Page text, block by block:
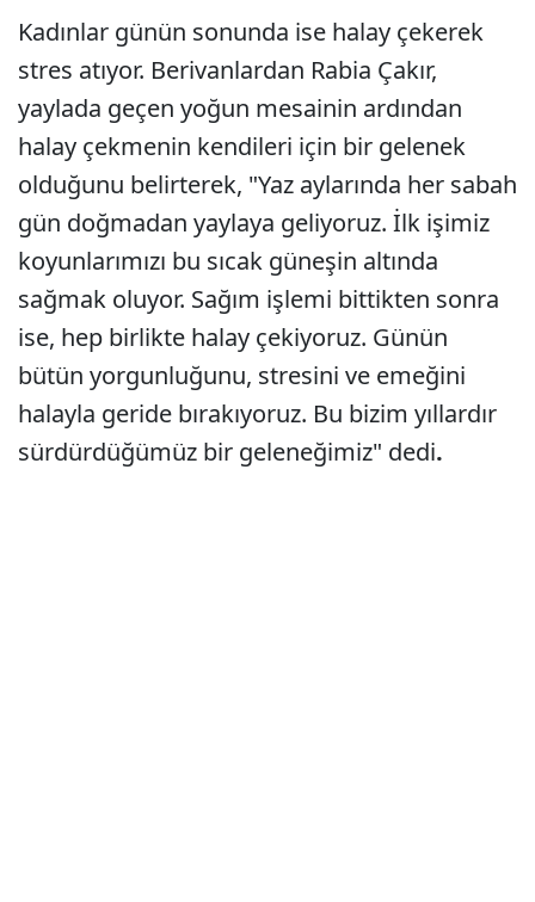
Kadınlar günün sonunda ise halay çekerek
stres atıyor. Berivanlardan Rabia Çakır,
yaylada geçen yoğun mesainin ardından
halay çekmenin kendileri için bir gelenek
olduğunu belirterek, "Yaz aylarında her sabah
gün doğmadan yaylaya geliyoruz. İlk işimiz
koyunlarımızı bu sıcak güneşin altında
sağmak oluyor. Sağım işlemi bittikten sonra
ise, hep birlikte halay çekiyoruz. Günün
bütün yorgunluğunu, stresini ve emeğini
halayla geride bırakıyoruz. Bu bizim yıllardır
sürdürdüğümüz bir geleneğimiz" dedi.